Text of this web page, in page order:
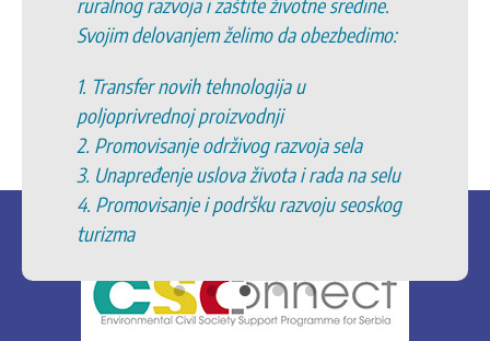
Svojim delovanjem želimo da obezbedimo:
1. Transfer novih tehnologija u
poljoprivrednoj proizvodnji
2. Promovisanje održivog razvoja sela
3. Unapređenje uslova života i rada na selu
4. Promovisanje i podršku razvoju seoskog
turizma